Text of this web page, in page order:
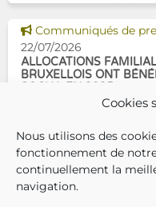
Cookies
Nous utilisons des
fonctionnement de
continuellement la
navigation.
commencer la
Voir cette news
Communiqués de
22/07/2026
ALLOCATIONS
BRUXELLOIS ONT
En décembre 2025,
enfants bruxellois
aux allocations
Parmi eux, 128.222